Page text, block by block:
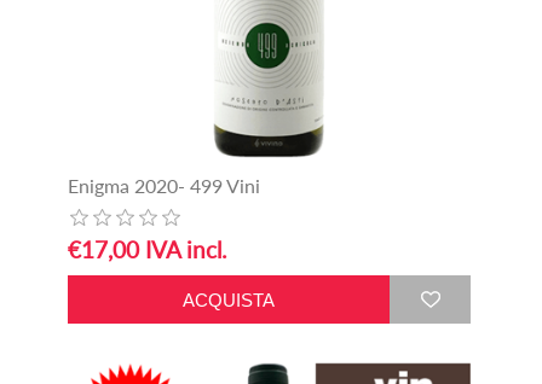
Enigma 2020- 499 Vini
€17,00 IVA incl.